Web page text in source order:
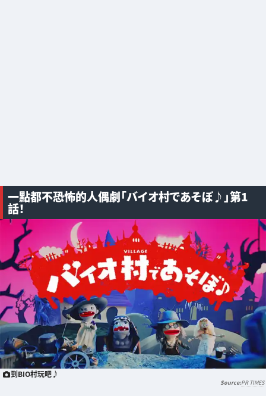
一點都不恐怖的人偶劇「バイオ村であそぼ♪」第1
話！
到BIO村玩吧♪
PR TIMES